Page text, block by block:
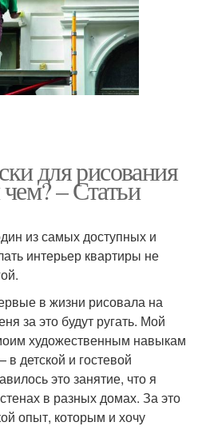
для рисования
– Статьи
из самых доступных и
интерьер квартиры не
в жизни рисовала на
за это будут ругать. Мой
художественным навыкам
детской и гостевой
это занятие, что я
в разных домах. За это
опыт, которым и хочу